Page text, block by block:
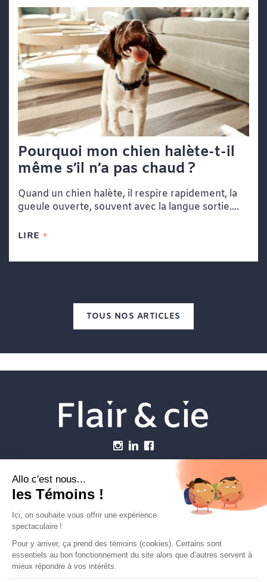
Pourquoi mon chien halète-t-il
même s’il n’a pas chaud ?
Quand un chien halète, il respire rapidement, la
gueule ouverte, souvent avec la langue sortie....
LIRE
TOUS NOS ARTICLES
Établissements vétérinaires
Carrière
Contactez-nous